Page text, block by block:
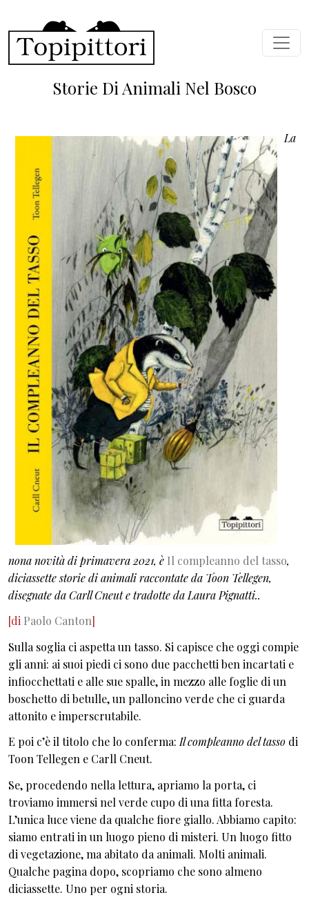
Storie Di Animali Nel Bosco
La
nona novità di primavera 2021, è Il compleanno del tasso,
diciassette storie di animali raccontate da Toon Tellegen,
disegnate da Carll Cneut e tradotte da Laura Pignatti..
[di Paolo Canton]
Sulla soglia ci aspetta un tasso. Si capisce che oggi compie
gli anni: ai suoi piedi ci sono due pacchetti ben incartati e
infiocchettati e alle sue spalle, in mezzo alle foglie di un
boschetto di betulle, un palloncino verde che ci guarda
attonito e imperscrutabile.
E poi c’è il titolo che lo conferma: Il compleanno del tasso di
Toon Tellegen e Carll Cneut.
Se, procedendo nella lettura, apriamo la porta, ci
troviamo immersi nel verde cupo di una fitta foresta.
L’unica luce viene da qualche fiore giallo. Abbiamo capito:
siamo entrati in un luogo pieno di misteri. Un luogo fitto
di vegetazione, ma abitato da animali. Molti animali.
Qualche pagina dopo, scopriamo che sono almeno
diciassette. Uno per ogni storia.